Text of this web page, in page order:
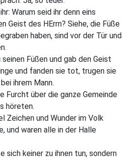
Warum seid ihr denn eins
Geist des HErrn? Siehe, die Füße
haben, sind vor der Tür und
Füßen und gab den Geist
und fanden sie tot, trugen sie
ihrem Mann.
Furcht über die ganze Gemeinde
höreten.
Zeichen und Wunder im Volk
und waren alle in der Halle
sich keiner zu ihnen tun, sondern